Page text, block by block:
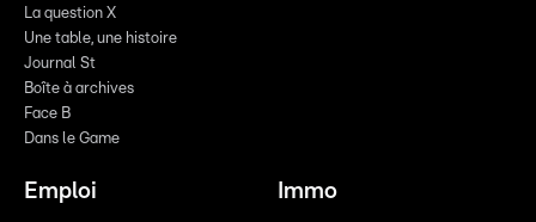
La question X
Une table, une histoire
Journal St
Boîte à archives
Face B
Dans le Game
Emploi Immo